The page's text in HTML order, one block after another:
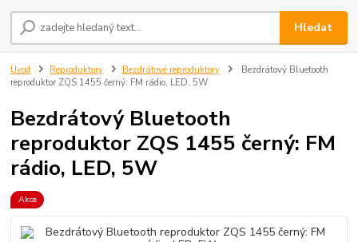
Hledat
Úvod Reproduktory Bezdrátové reproduktory
Bezdrátový Bluetooth
reproduktor ZQS 1455 černý: FM rádio, LED, 5W
Bezdrátový Bluetooth
reproduktor ZQS 1455 černý: FM
rádio, LED, 5W
Akce